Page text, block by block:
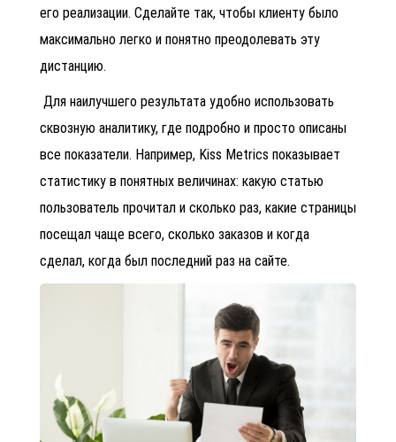
его реализации. Сделайте так, чтобы клиенту было
максимально легко и понятно преодолевать эту
дистанцию.
Для наилучшего результата удобно использовать
сквозную аналитику, где подробно и просто описаны
все показатели. Например, Kiss Metrics показывает
статистику в понятных величинах: какую статью
пользователь прочитал и сколько раз, какие страницы
посещал чаще всего, сколько заказов и когда
сделал, когда был последний раз на сайте.